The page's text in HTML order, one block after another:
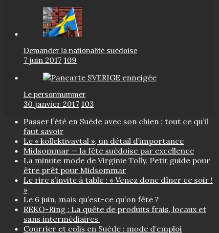
Demander la nationalité suédoise
7 juin 2017 109
Le personnummer
30 janvier 2017 103
Passer l’été en Suède avec son chien : tout ce qu’il
faut savoir
Le « kollektivavtal », un détail d’importance
Midsommar — la fête suédoise par excellence
La minute mode de Virginie Tolly. Petit guide pour
être prêt pour Midsommar
Le rire s’invite à table : « Venez donc dîner ce soir !
»
Le 6 juin, mais qu’est-ce qu’on fête ?
REKO-Ring : La quête de produits frais, locaux et
sans intermédiaires
Courrier et colis en Suède : mode d’emploi